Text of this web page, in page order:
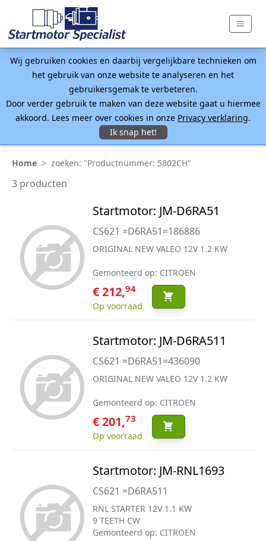
Wij gebruiken cookies en daarbij vergelijkbare technieken om
het gebruik van onze website te analyseren en het
gebruikersgemak te verbeteren.
Door verder gebruik te maken van deze website gaat u hiermee
akkoord. Lees meer over cookies in onze Privacy verklaring.
Ik snap het!
Home > zoeken: "Productnummer: 5802CH"
3 producten
Startmotor: JM-D6RA51
CS621 =D6RA51=186886
ORIGINAL NEW VALEO 12V 1.2 KW
Gemonteerd op: CITROEN
€ 212,94
Op voorraad
Startmotor: JM-D6RA511
CS621 =D6RA51=436090
ORIGINAL NEW VALEO 12V 1.2 KW
Gemonteerd op: CITROEN
€ 201,73
Op voorraad
Startmotor: JM-RNL1693
CS621 =D6RA511
RNL STARTER 12V 1.1 KW
9 TEETH CW
Gemonteerd op: CITROEN